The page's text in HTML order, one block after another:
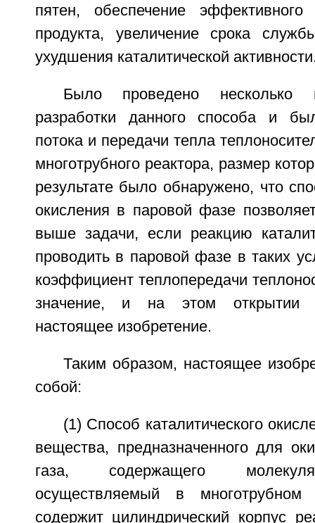
пятен, обеспечение
продукта, увеличение срока
ухудшения каталитической
Было проведено несколько
разработки данного способа и
потока и передачи тепла
многотрубного реактора, размер
результате было обнаружено, что
окисления в паровой фазе
выше задачи, если реакцию
проводить в паровой фазе в таких
коэффициент теплопередачи
значение, и на этом открытии
настоящее изобретение.
Таким образом, настоящее
собой:
(1) Способ каталитического
вещества, предназначенного для
газа, содержащего
осуществляемый в многотрубном
содержит цилиндрический корпус